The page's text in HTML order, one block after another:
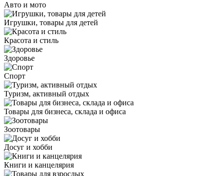
Авто и мото
Игрушки, товары для детей
Красота и стиль
Здоровье
Спорт
Туризм, активный отдых
Товары для бизнеса, склада и офиса
Зоотовары
Досуг и хобби
Книги и канцелярия